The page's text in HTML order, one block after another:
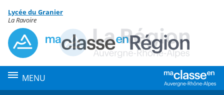
Menu de la rubrique
Contenu
Lycée du Granier
La Ravoire
MENU